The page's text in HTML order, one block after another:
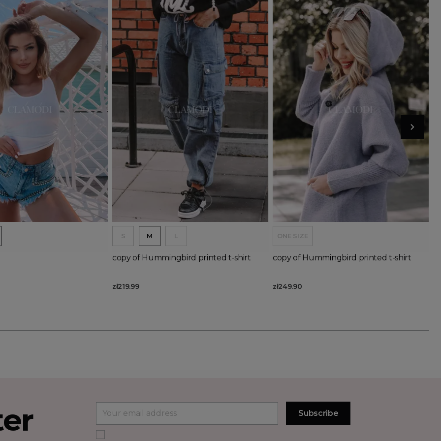
to basket Add to basket Product available with different options
S M L
copy of Hummingbird printed t-shirt
zł219.99
ONE SIZE
copy of Hummingbird printed t-shirt
zł249.90